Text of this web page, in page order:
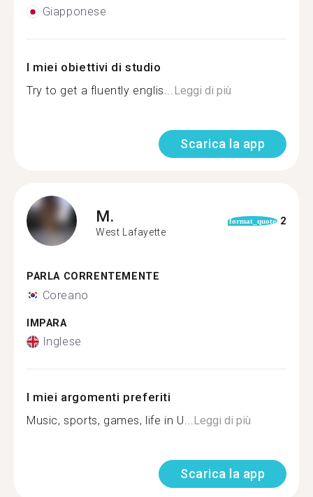
Giapponese
I miei obiettivi di studio
Try to get a fluently englis...Leggi di più
Scarica la app
M.
West Lafayette
format_quote 2
PARLA CORRENTEMENTE
Coreano
IMPARA
Inglese
I miei argomenti preferiti
Music, sports, games, life in U...Leggi di più
Scarica la app